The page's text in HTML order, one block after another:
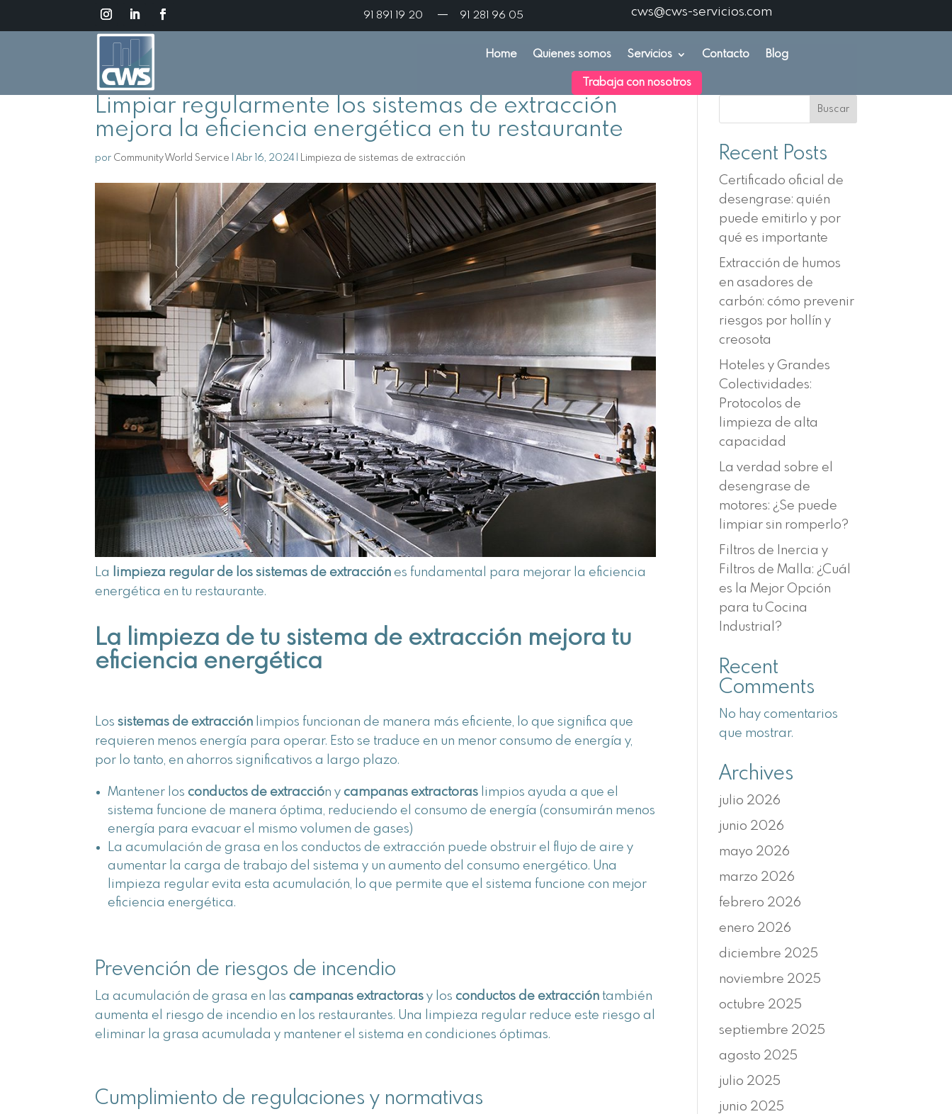
91 891 19 20 — 91 281 96 05 cws@cws-servicios.com
Home Quienes somos Servicios Contacto Blog
Trabaja con nosotros
Limpiar regularmente los sistemas de extracción
mejora la eficiencia energética en tu restaurante
por Community World Service |Abr 16, 2024| Limpieza de sistemas de extracción
La limpieza regular de los sistemas de extracción es fundamental para mejorar la eficiencia
energética en tu restaurante.
La limpieza de tu sistema de extracción mejora tu
eficiencia energética
Lossistemas de extracción limpios funcionan de manera más eficiente, lo que significa que
requieren menos energía para operar. Esto se traduce en un menor consumo de energía y,
por lo tanto, en ahorros significativos a largo plazo.
Mantener losconductos de extracción ycampanas extractoras limpios ayuda a que el
sistema funcione de manera óptima, reduciendo el consumo de energía (consumirán menos
energía para evacuar el mismo volumen de gases)
La acumulación de grasa en los conductos de extracción puede obstruir el flujo de aire y
aumentar la carga de trabajo del sistema y un aumento del consumo energético. Una
limpieza regular evita esta acumulación, lo que permite que el sistema funcione con mejor
eficiencia energética.
Prevención de riesgos de incendio
La acumulación de grasa en las campanas extractoras y losconductos de extracción también
aumenta el riesgo de incendio en los restaurantes. Una limpieza regular reduce este riesgo al
eliminar la grasa acumulada y mantener el sistema en condiciones óptimas.
Cumplimiento de regulaciones y normativas
Buscar
Recent Posts
Certificado oficial de
desengrase: quién
puede emitirlo y por
qué es importante
Extracción de humos
en asadores de
carbón: cómo prevenir
riesgos por hollín y
creosota
Hoteles y Grandes
Colectividades:
Protocolos de
limpieza de alta
capacidad
La verdad sobre el
desengrase de
motores: ¿Se puede
limpiar sin romperlo?
Filtros de Inercia y
Filtros de Malla: ¿Cuál
es la Mejor Opción
para tu Cocina
Industrial?
Recent
Comments
No hay comentarios
que mostrar.
Archives
julio 2026
junio 2026
mayo 2026
marzo 2026
febrero 2026
enero 2026
diciembre 2025
noviembre 2025
octubre 2025
septiembre 2025
agosto 2025
julio 2025
junio 2025